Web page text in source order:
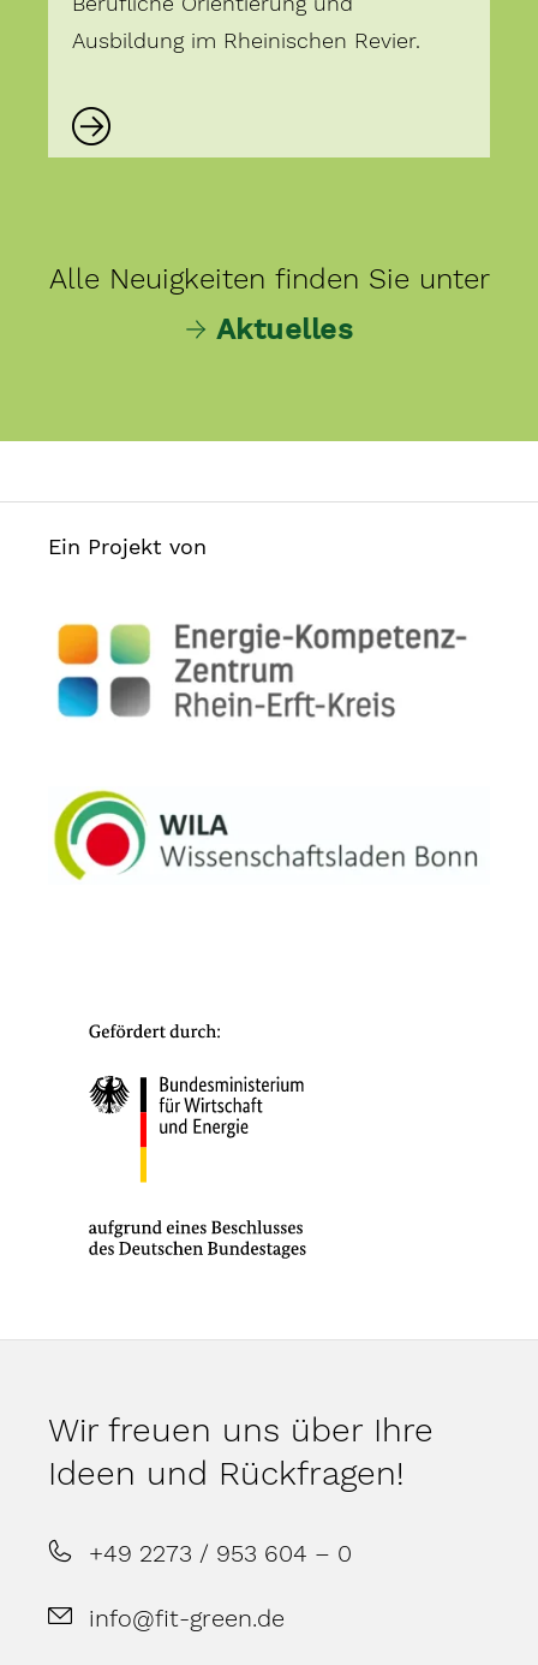
Ausbildung im Rheinischen Revier.
Alle Neuigkeiten finden Sie unter
→ Aktuelles
Ein Projekt von
Wir freuen uns über Ihre
Ideen und Rückfragen!
+49 2273 / 953 604 – 0
info@fit-green.de